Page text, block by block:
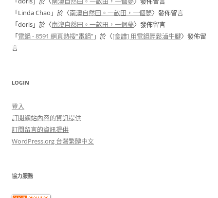
「Linda Chao 」於〈南澳自然田。一畝田，一個夢〉發佈留言
「doris」於〈南澳自然田。一畝田，一個夢〉發佈留言
「電鍋 - 8591 網頁熱搜“電鍋”」於〈[食譜] 用電鍋輕鬆滷牛腱〉發佈留
言
LOGIN
登入
訂閱網站內容的資訊提供
訂閱留言的資訊提供
WordPress.org 台灣繁體中文
協力服務